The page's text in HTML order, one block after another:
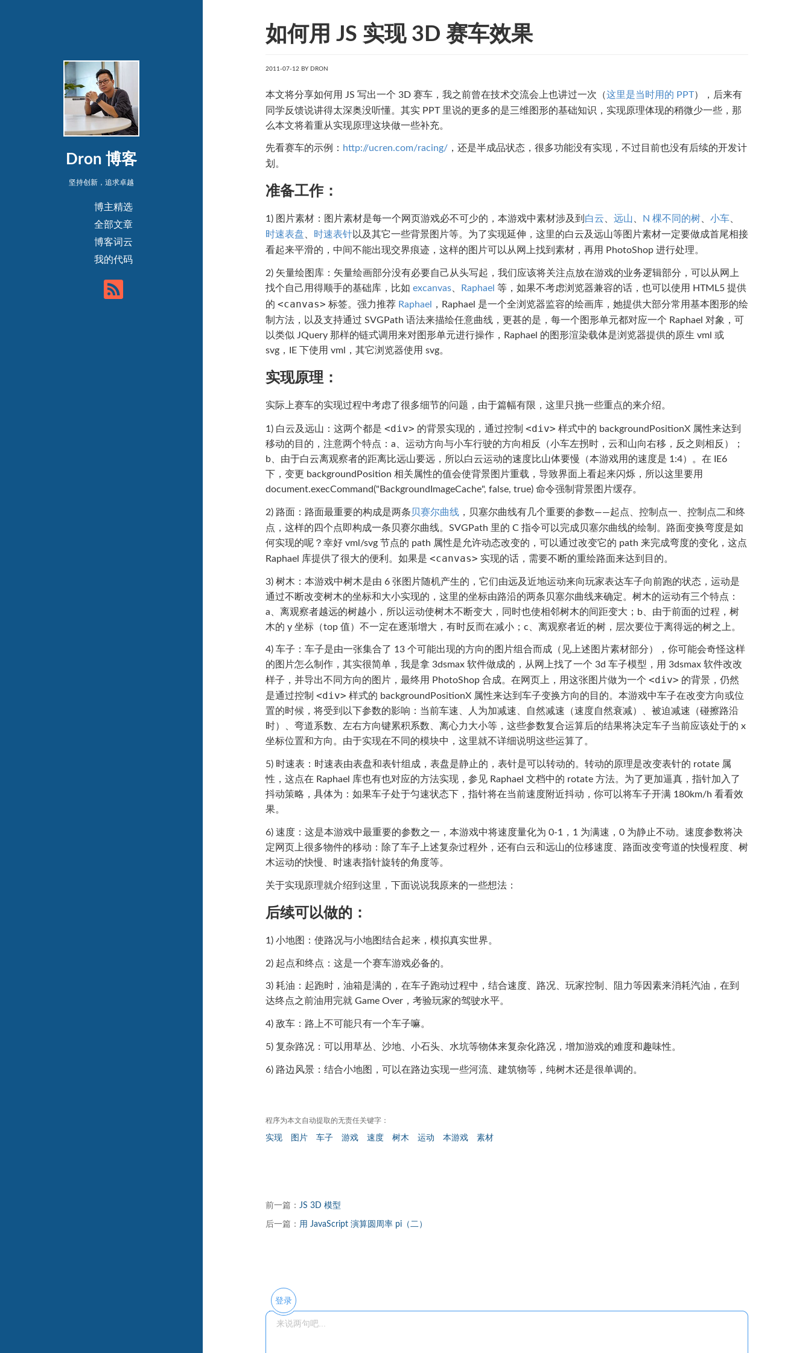
Dron 博客
坚持创新，追求卓越
博主精选
全部文章
博客词云
我的代码
如何用 JS 实现 3D 赛车效果
2011-07-12 BY DRON
本文将分享如何用 JS 写出一个 3D 赛车，我之前曾在技术交流会上也讲过一次（这里是当时用的 PPT），后来有
同学反馈说讲得太深奥没听懂。其实 PPT 里说的更多的是三维图形的基础知识，实现原理体现的稍微少一些，那
么本文将着重从实现原理这块做一些补充。
先看赛车的示例： http://ucren.com/racing/ ，还是半成品状态，很多功能没有实现，不过目前也没有后续的开发计
划。
准备工作：
1) 图片素材：图片素材是每一个网页游戏必不可少的，本游戏中素材涉及到 白云、 远山、 N 棵不同的树、 小车、
时速表盘、 时速表针以及其它一些背景图片等。为了实现延伸，这里的白云及远山等图片素材一定要做成首尾相接
看起来平滑的，中间不能出现交界痕迹，这样的图片可以从网上找到素材，再用 PhotoShop 进行处理。
2) 矢量绘图库：矢量绘画部分没有必要自己从头写起，我们应该将关注点放在游戏的业务逻辑部分，可以从网上
找个自己用得顺手的基础库，比如 excanvas Raphael 等，如果不考虑浏览器兼容的话，也可以使用 HTML5 提供
的 <canvas> 标签。强力推荐 Raphael
，Raphael 是一个全浏览器监容的绘画库，她提供大部分常用基本图形的绘
制方法，以及支持通过 SVGPath 语法来描绘任意曲线，更甚的是，每一个图形单元都对应一个 Raphael 对象，可
以类似 JQuery 那样的链式调用来对图形单元进行操作，Raphael 的图形渲染载体是浏览器提供的原生 vml 或
svg，IE 下使用 vml，其它浏览器使用 svg。
实现原理：
实际上赛车的实现过程中考虑了很多细节的问题，由于篇幅有限，这里只挑一些重点的来介绍。
1) 白云及远山：这两个都是 <div> 的背景实现的，通过控制 <div> 样式中的 backgroundPositionX 属性来达到
移动的目的，注意两个特点：a、运动方向与小车行驶的方向相反（小车左拐时，云和山向右移，反之则相反）；
b、由于白云离观察者的距离比远山要远，所以白云运动的速度比山体要慢（本游戏用的速度是 1:4）。在 IE6
下，变更 backgroundPosition 相关属性的值会使背景图片重载，导致界面上看起来闪烁，所以这里要用
document.execCommand("BackgroundImageCache", false, true) 命令强制背景图片缓存。
2) 路面：路面最重要的构成是两条 贝赛尔曲线 ，贝塞尔曲线有几个重要的参数——起点、控制点一、控制点二和终
点，这样的四个点即构成一条贝赛尔曲线。SVGPath 里的 C 指令可以完成贝塞尔曲线的绘制。路面变换弯度是如
何实现的呢？幸好 vml/svg 节点的 path 属性是允许动态改变的，可以通过改变它的 path 来完成弯度的变化，这点
Raphael 库提供了很大的便利。如果是 <canvas> 实现的话，需要不断的重绘路面来达到目的。
3) 树木：本游戏中树木是由 6 张图片随机产生的，它们由远及近地运动来向玩家表达车子向前跑的状态，运动是
通过不断改变树木的坐标和大小实现的，这里的坐标由路沿的两条贝塞尔曲线来确定。树木的运动有三个特点：
a、离观察者越远的树越小，所以运动使树木不断变大，同时也使相邻树木的间距变大；b、由于前面的过程，树
木的 y 坐标（top 值）不一定在逐渐增大，有时反而在减小；c、离观察者近的树，层次要位于离得远的树之上。
4) 车子：车子是由一张集合了 13 个可能出现的方向的图片组合而成（见上述图片素材部分），你可能会奇怪这样
的图片怎么制作，其实很简单，我是拿 3dsmax 软件做成的，从网上找了一个 3d 车子模型，用 3dsmax 软件改改
样子，并导出不同方向的图片，最终用 PhotoShop 合成。在网页上，用这张图片做为一个 <div> 的背景，仍然
是通过控制 <div> 样式的 backgroundPositionX 属性来达到车子变换方向的目的。本游戏中车子在改变方向或位
置的时候，将受到以下参数的影响：当前车速、人为加减速、自然减速（速度自然衰减）、被迫减速（碰擦路沿
时）、弯道系数、左右方向键累积系数、离心力大小等，这些参数复合运算后的结果将决定车子当前应该处于的 x
坐标位置和方向。由于实现在不同的模块中，这里就不详细说明这些运算了。
5) 时速表：时速表由表盘和表针组成，表盘是静止的，表针是可以转动的。转动的原理是改变表针的 rotate 属
性，这点在 Raphael 库也有也对应的方法实现，参见 Raphael 文档中的 rotate 方法。为了更加逼真，指针加入了
抖动策略，具体为：如果车子处于匀速状态下，指针将在当前速度附近抖动，你可以将车子开满 180km/h 看看效
果。
6) 速度：这是本游戏中最重要的参数之一，本游戏中将速度量化为 0-1，1 为满速，0 为静止不动。速度参数将决
定网页上很多物件的移动：除了车子上述复杂过程外，还有白云和远山的位移速度、路面改变弯道的快慢程度、树
木运动的快慢、时速表指针旋转的角度等。
关于实现原理就介绍到这里，下面说说我原来的一些想法：
后续可以做的：
1) 小地图：使路况与小地图结合起来，模拟真实世界。
2) 起点和终点：这是一个赛车游戏必备的。
3) 耗油：起跑时，油箱是满的，在车子跑动过程中，结合速度、路况、玩家控制、阻力等因素来消耗汽油，在到
达终点之前油用完就 Game Over，考验玩家的驾驶水平。
4) 敌车：路上不可能只有一个车子嘛。
5) 复杂路况：可以用草丛、沙地、小石头、水坑等物体来复杂化路况，增加游戏的难度和趣味性。
6) 路边风景：结合小地图，可以在路边实现一些河流、建筑物等，纯树木还是很单调的。
程序为本文自动提取的无责任关键字：
实现 图片 车子 游戏 速度 树木 运动 本游戏 素材
前一篇： JS 3D 模型
后一篇： 用 JavaScript 演算圆周率 pi（二）
登录